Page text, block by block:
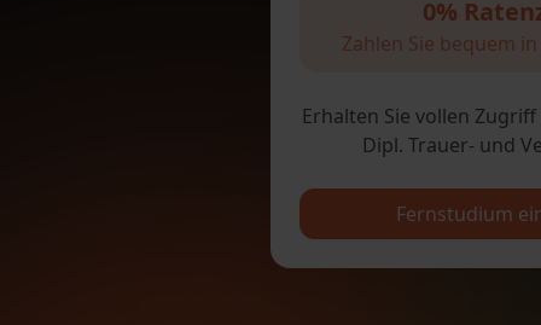
0%
Zahlen Sie bequem
Erhalten Sie vollen
Dipl. Trauer- und
Fernstudium